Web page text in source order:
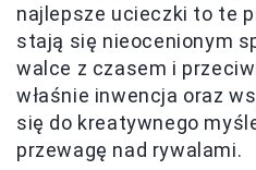
najlepsze ucieczki to te
stają się nieocenionym
walce z czasem i
właśnie inwencja oraz
się do kreatywnego
przewagę nad rywalami.